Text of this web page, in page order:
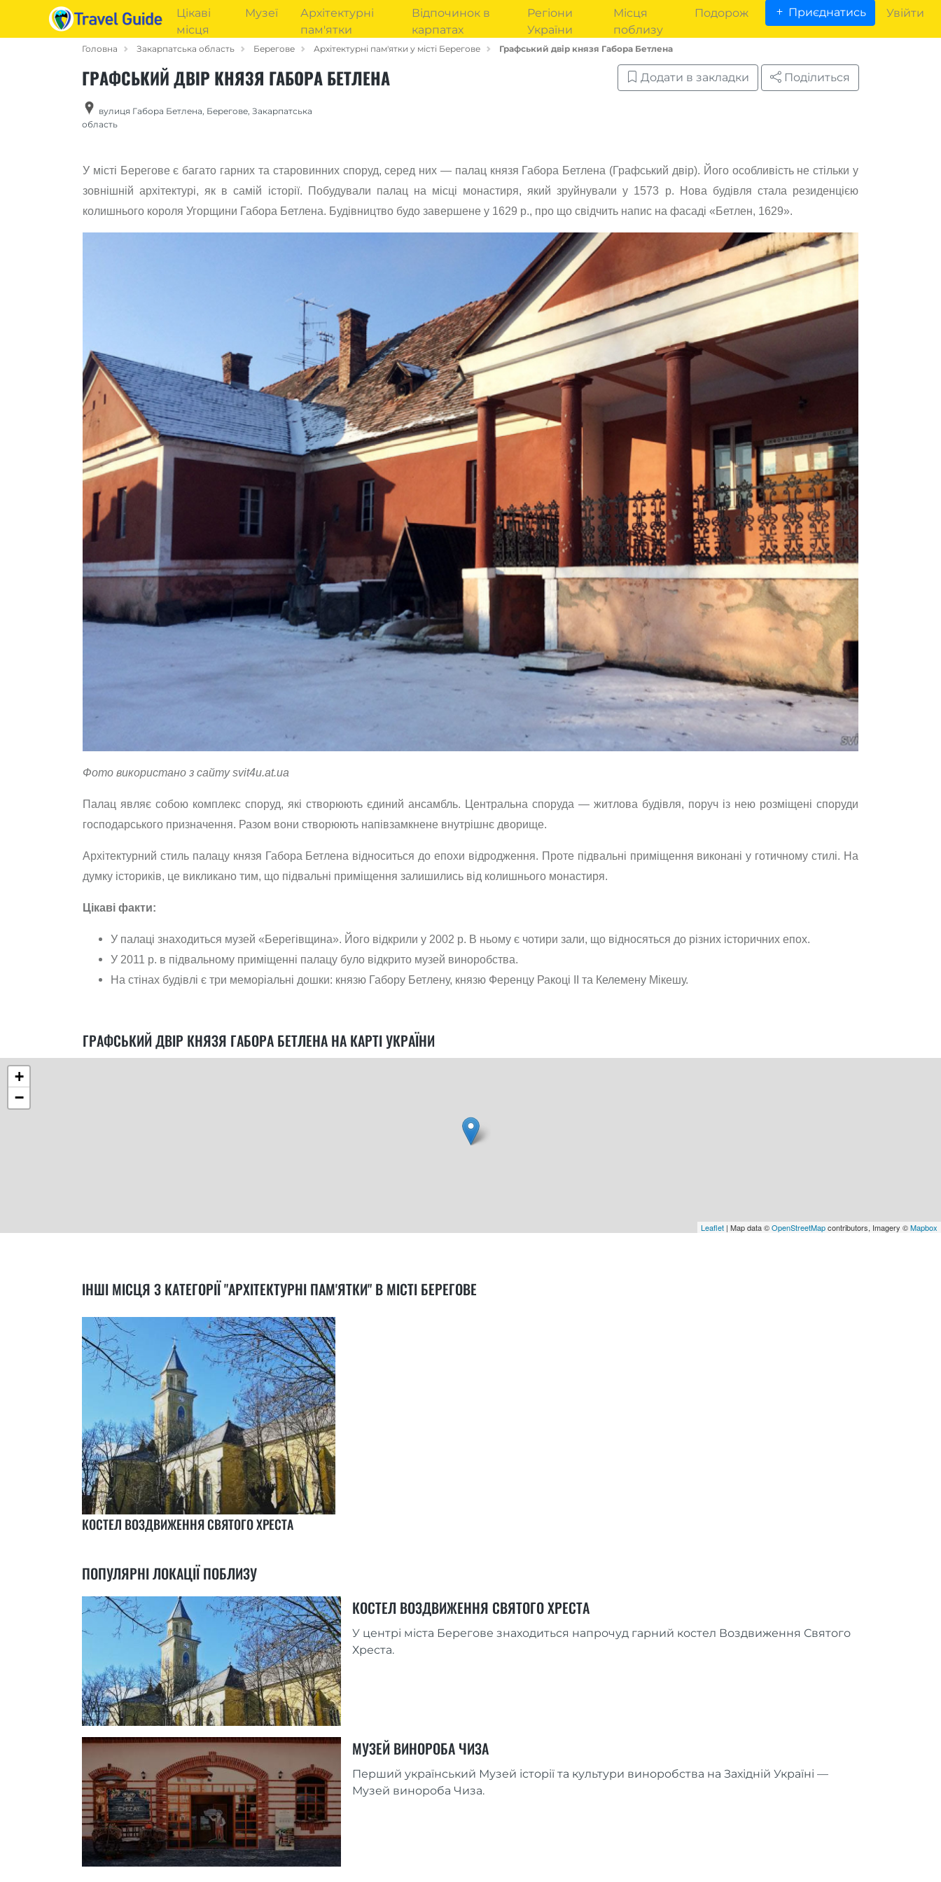
Цікаві
місця
Музеї
Архітектурні
пам'ятки
Відпочинок в
карпатах
Регіони
України
Місця
поблизу
Подорож Приєднатись Увійти
Головна Закарпатська область Берегове Архітектурні пам'ятки у місті Берегове Графський двір князя Габора Бетлена
ГРАФСЬКИЙ ДВІР КНЯЗЯ ГАБОРА БЕТЛЕНА Додати в закладки Поділиться
вулиця Габора Бетлена, Берегове, Закарпатська
область
У місті Берегове є багато гарних та старовинних споруд, серед них — палац князя Габора Бетлена (Графський двір). Його особливість не стільки у
зовнішній архітектурі, як в самій історії. Побудували палац на місці монастиря, який зруйнували у 1573 р. Нова будівля стала резиденцією
колишнього короля Угорщини Габора Бетлена. Будівництво будо завершене у 1629 р., про що свідчить напис на фасаді «Бетлен, 1629».
Фото використано з сайту svit4u.at.ua
Палац являє собою комплекс споруд, які створюють єдиний ансамбль. Центральна споруда — житлова будівля, поруч із нею розміщені споруди
господарського призначення. Разом вони створюють напівзамкнене внутрішнє дворище.
Архітектурний стиль палацу князя Габора Бетлена відноситься до епохи відродження. Проте підвальні приміщення виконані у готичному стилі. На
думку істориків, це викликано тим, що підвальні приміщення залишились від колишнього монастиря.
Цікаві факти:
У палаці знаходиться музей «Берегівщина». Його відкрили у 2002 р. В ньому є чотири зали, що відносяться до різних історичних епох.
У 2011 р. в підвальному приміщенні палацу було відкрито музей виноробства.
На стінах будівлі є три меморіальні дошки: князю Габору Бетлену, князю Ференцу Ракоці ІІ та Келемену Мікешу.
ГРАФСЬКИЙ ДВІР КНЯЗЯ ГАБОРА БЕТЛЕНА НА КАРТІ УКРАЇНИ
+
−
Leaflet | Map data ©OpenStreetMapcontributors, Imagery ©Mapbox
ІНШІ МІСЦЯ З КАТЕГОРІЇ "АРХІТЕКТУРНІ ПАМ'ЯТКИ" В МІСТІ БЕРЕГОВЕ
КОСТЕЛ ВОЗДВИЖЕННЯ СВЯТОГО ХРЕСТА
ПОПУЛЯРНІ ЛОКАЦІЇ ПОБЛИЗУ
КОСТЕЛ ВОЗДВИЖЕННЯ СВЯТОГО ХРЕСТА
У центрі міста Берегове знаходиться напрочуд гарний костел Воздвиження Святого
Хреста.
МУЗЕЙ ВИНОРОБА ЧИЗА
Перший український Музей історії та культури виноробства на Західній Україні —
Музей винороба Чиза.